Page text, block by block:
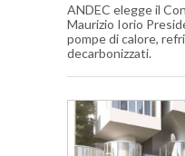
ANDEC elegge il
Maurizio Iorio
pompe di calore,
decarbonizzati.